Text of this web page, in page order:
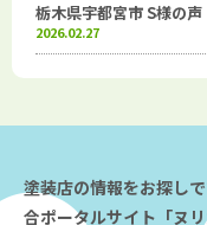
栃木県宇都宮市 S様の声
2026.02.27
塗装店の情報をお探し
合ポータルサイト「ヌ